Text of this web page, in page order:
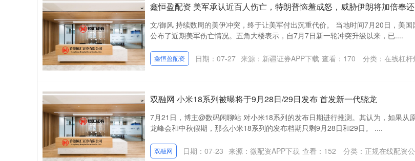
鑫恒盈配资 美军承认近百人伤亡，特朗普恼羞成怒，威胁伊朗将加倍奉还
文/御风 持续数周的美伊冲突，终于让美军付出沉重代价。 当地时间7月20日，美国
公布了近期美军伤亡情况。五角大楼表示，自7月7日新一轮冲突升级以来，已....
鑫恒盈配资 日期：07-27 来源：新疆证券APP下载 查看： 170 分类： 在线杠杆
双融网 小米18系列被曝将于9月28日/29日发布 首发新一代骁龙
7月21日，博主@数码闲聊站 对小米18系列的发布日期进行推测。其认为，如果从
龙峰会和中秋假期，那么小米18系列的发布档期只剩9月28日和29日。 ....
双融网 日期：07-23 来源：微配资APP下载 查看： 152 分类： 正规在线配资